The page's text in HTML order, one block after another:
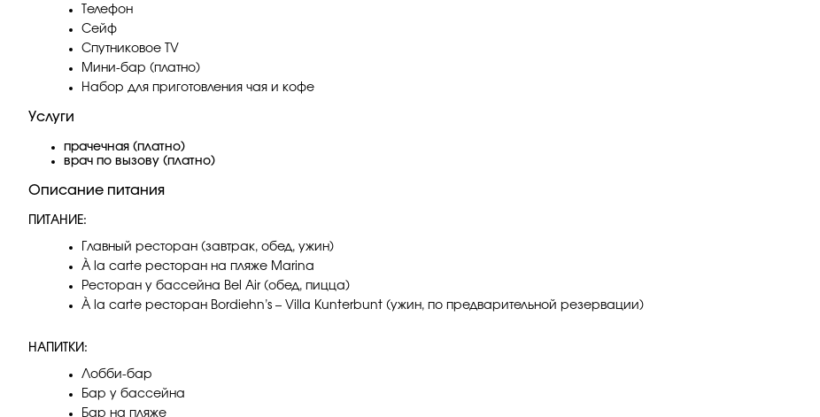
Телефон
Сейф
Спутниковое TV
Мини-бар (платно)
Набор для приготовления чая и кофе
Услуги
прачечная (платно)
врач по вызову (платно)
Описание питания
ПИТАНИЕ:
Главный ресторан (завтрак, обед, ужин)
À la carte ресторан на пляже Marina
Ресторан у бассейна Bel Air (обед, пицца)
À la carte ресторан Bordiehn’s – Villa Kunterbunt (ужин, по предварительной резервации)
НАПИТКИ:
Лобби-бар
Бар у бассейна
Бар на пляже